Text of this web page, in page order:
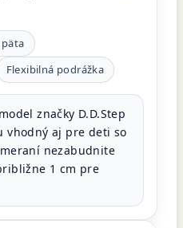
päta
Flexibilná podrážka
značky D.D.Step
vhodný aj pre deti so
nezabudnite
1 cm pre